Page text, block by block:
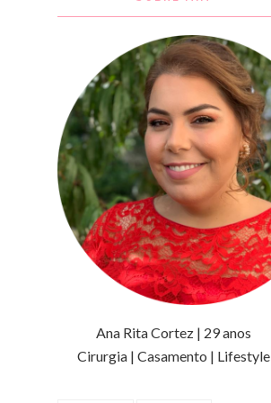
Ana Rita Cortez | 29 anos
Cirurgia | Casamento | Lifestyle